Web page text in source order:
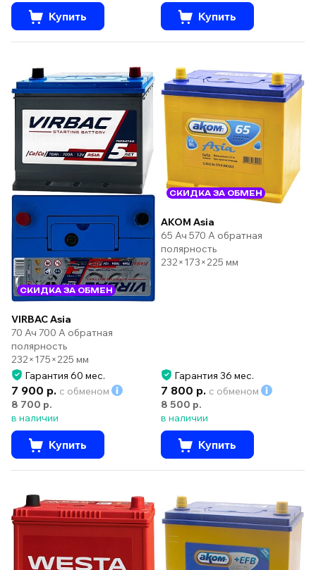
Купить Купить
СКИДКА ЗА ОБМЕН
VIRBAC Asia
70 Ач 700 А обратная
полярность
232×175×225 мм
Гарантия 60 мес.
7 900 р. с обменом
8 700 р.
в наличии
Купить
СКИДКА ЗА ОБМЕН
AKOM Asia
65 Ач 570 А обратная
полярность
232×173×225 мм
Гарантия 36 мес.
7 800 р. с обменом
8 500 р.
в наличии
Купить